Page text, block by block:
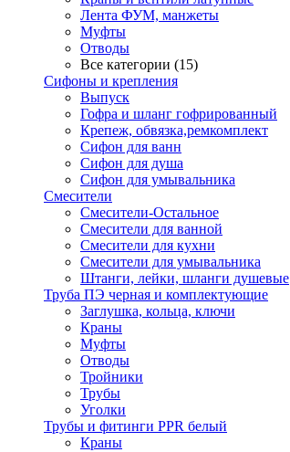
Лента ФУМ, манжеты
Муфты
Отводы
Все категории (15)
Сифоны и крепления
Выпуск
Гофра и шланг гофрированный
Крепеж, обвязка,ремкомплект
Сифон для ванн
Сифон для душа
Сифон для умывальника
Смесители
Cмесители-Остальное
Смесители для ванной
Смесители для кухни
Смесители для умывальника
Штанги, лейки, шланги душевые
Труба ПЭ черная и комплектующие
Заглушка, кольца, ключи
Краны
Муфты
Отводы
Тройники
Трубы
Уголки
Трубы и фитинги PPR белый
Краны